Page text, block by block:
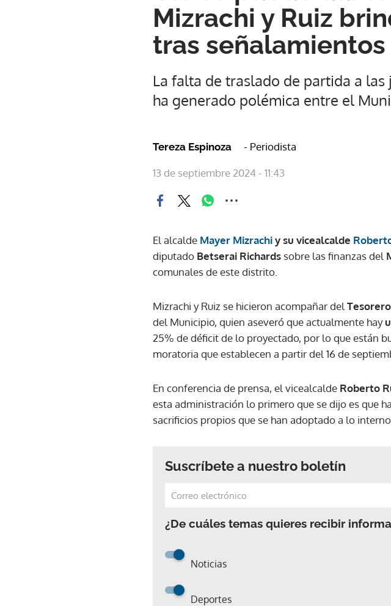
Mizrachi y Ruiz
tras señalamientos
La falta de traslado de partida a
ha generado polémica entre el
Tereza Espinoza - Periodista
13 de septiembre 2024 - 11:43
El alcalde Mayer Mizrachiy su vicealcalde
diputado Betserai Richards sobre las finanzas del
comunales de este distrito.
Mizrachi y Ruiz se hicieron acompañar del
del Municipio, quien aseveró que actualmente hay
25% de déficit de lo proyectado, por lo que están
moratoria que establecen a partir del 16 de
En conferencia de prensa, el vicealcalde Roberto
esta administración lo primero que se dijo es que
sacrificios propios que se han adoptado a lo interno.
Suscríbete a nuestro boletín
¿De cuáles temas quieres recibir
Noticias
Deportes